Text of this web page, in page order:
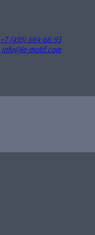
+7 (495) 664-66-93
info@le-motif.com